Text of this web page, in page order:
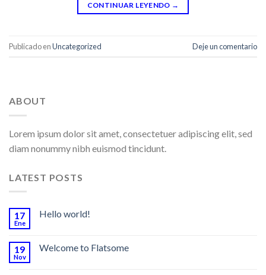
CONTINUAR LEYENDO →
Publicado enUncategorized Deje un comentario
ABOUT
Lorem ipsum dolor sit amet, consectetuer adipiscing elit, sed
diam nonummy nibh euismod tincidunt.
LATEST POSTS
17
Ene
Hello world!
19
Nov
Welcome to Flatsome